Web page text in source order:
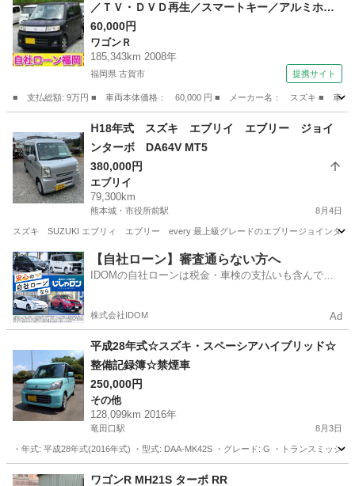
／ＴＶ・ＤＶＤ再生／スマートキー／アルミホイ
ール／ＨＩＤライト／盗難防止／電格ミラー／タ
イミングチェーン （検9.6）
60,000円
ワゴンＲ
185,343km 2008年
福岡県 古賀市 提携サイト
■ 支払総額: 9万円 ■ 車両本体価格： 60,000 円 ■ メーカー名： スズキ ■ 車種名
ワゴンＲ
ᕼ18年式 スズキ エブリイ エブリー ジョイ
ンターボ DA64V MT5
380,000円
エブリイ
79,300km
熊本城・市役所前駅 8月4日
スズキ SUZUKI エブリィ エブリー every 最上級グレードのエブリージョインター
熊本 熊本市 熊本城・市役所前駅 エブリイ
【自社ローン】審査通らない方へ
IDOMの自社ローンは税金・車検の支払いも含んでい
株式会社IDOM Ad
平成28年式☆スズキ・スペーシアハイブリッド☆
整備記録簿☆禁煙車
250,000円
その他
128,099km 2016年
竜田口駅 8月3日
・年式: 平成28年式(2016年式) ・型式: DAA-MK42S ・グレード: G ・トランスミッシ
熊本 熊本市 竜田口駅 その他
ワゴンR MH21S ターボ RR